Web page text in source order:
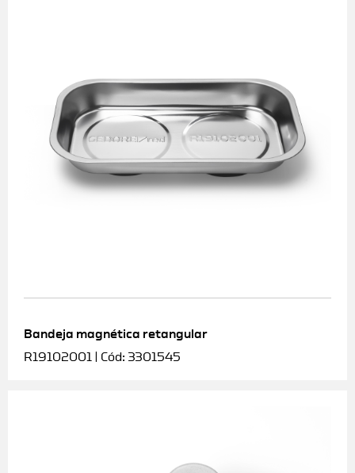
Bandeja magnética retangular
R19102001 | Cód: 3301545